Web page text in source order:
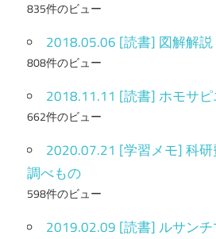
835件のビュー
2018.05.06 [読書] 図解解
808件のビュー
2018.11.11 [読書] ホモサピ
662件のビュー
2020.07.21 [学習メモ] 科
調べもの
598件のビュー
2019.02.09 [読書] ルサン